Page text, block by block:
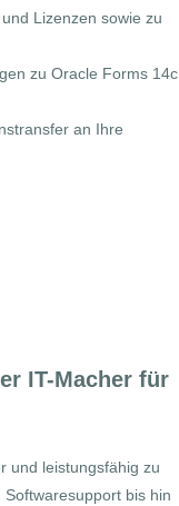
Lizenzen sowie zu
zu Oracle Forms 14c
an Ihre
IT-Macher für
und leistungsfähig zu
bis hin